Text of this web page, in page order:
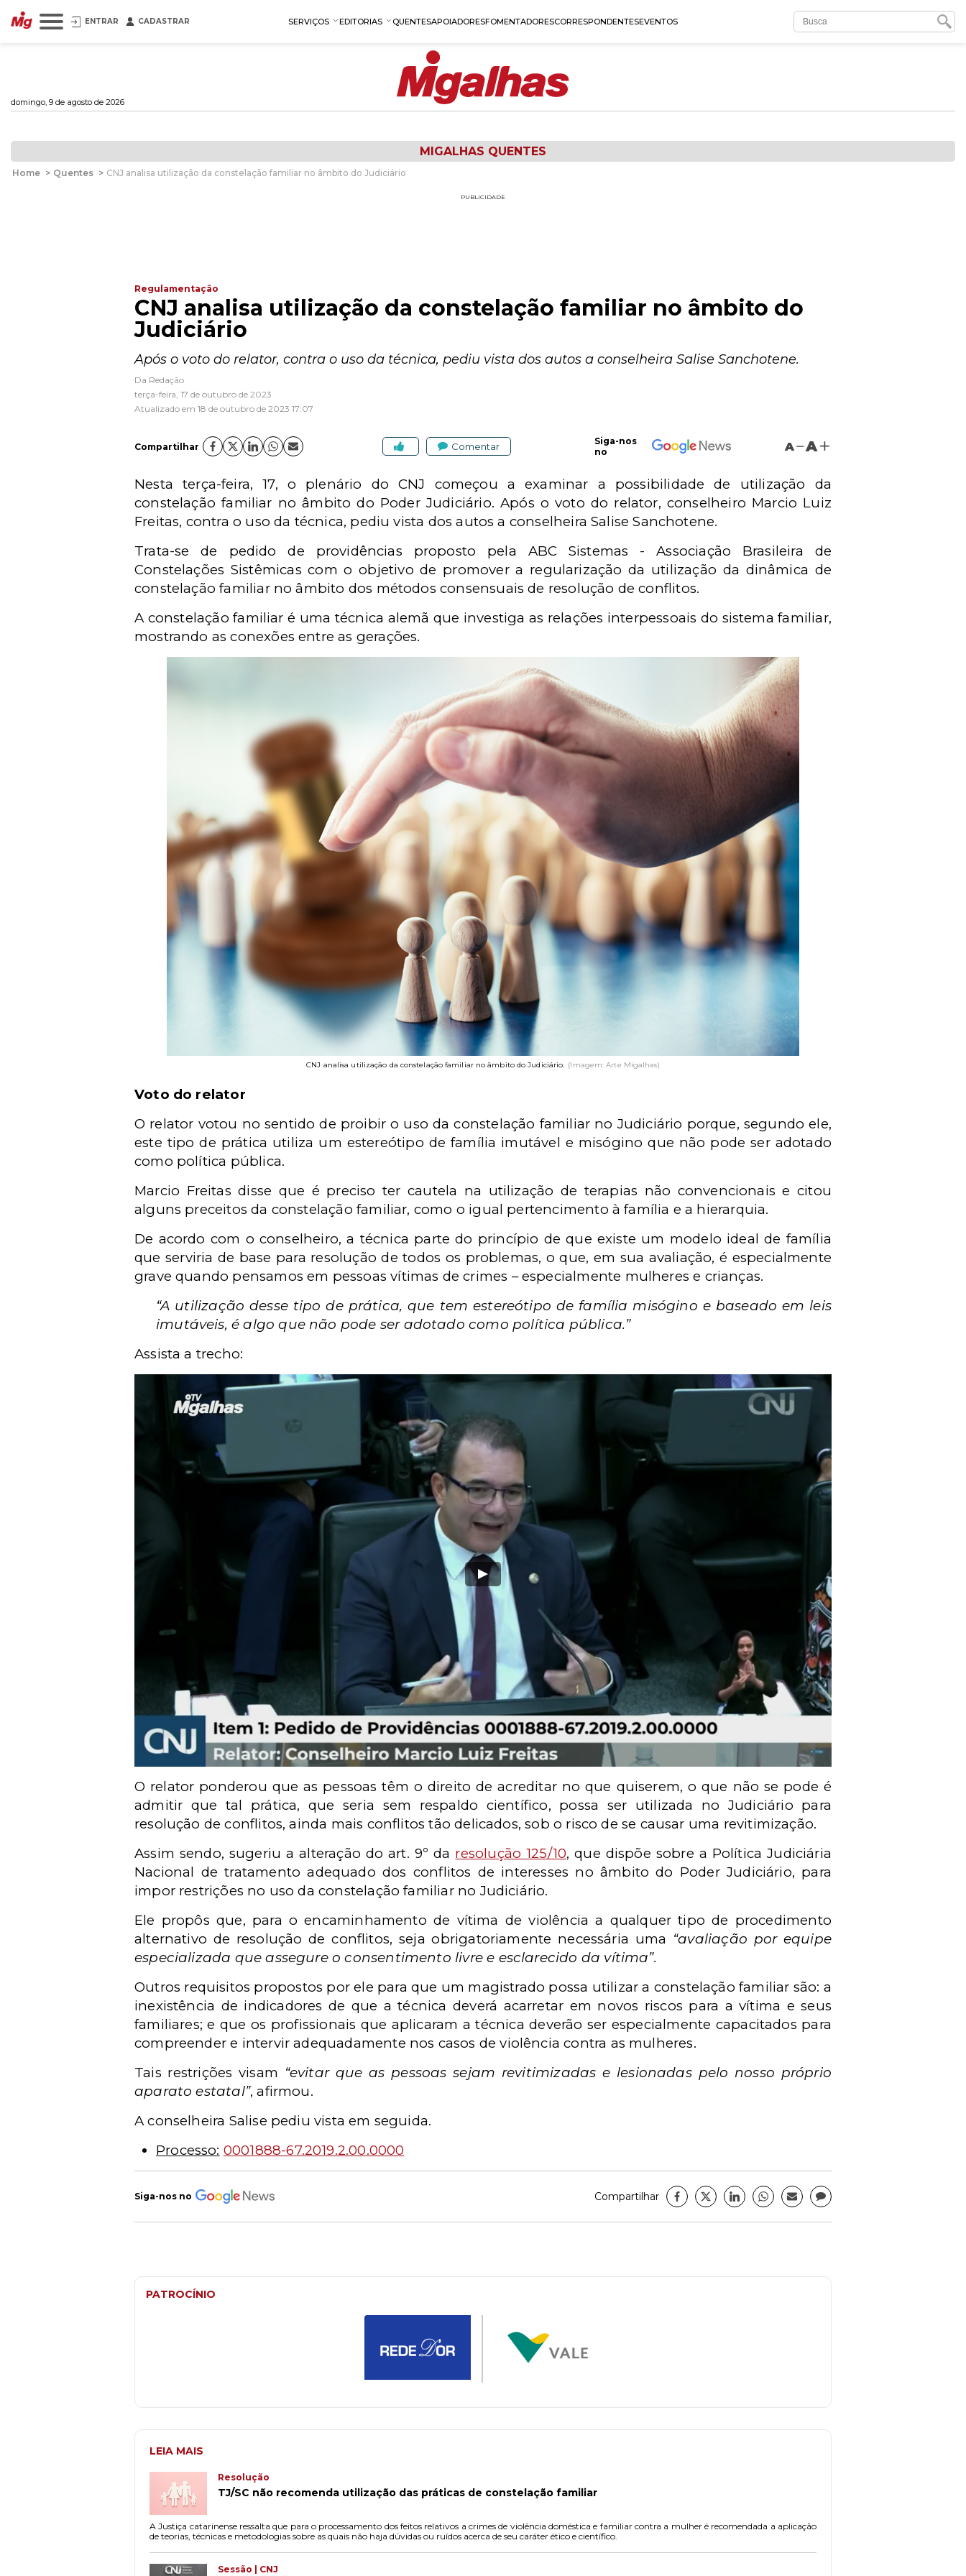
ENTRAR CADASTRAR SERVIÇOS EDITORIAS QUENTESAPOIADORESFOMENTADORESCORRESPONDENTESEVENTOS
domingo, 9 de agosto de 2026
MIGALHAS QUENTES
Home > Quentes > CNJ analisa utilização da constelação familiar no âmbito do Judiciário
PUBLICIDADE
Regulamentação
CNJ analisa utilização da constelação familiar no âmbito do
Judiciário
Após o voto do relator, contra o uso da técnica, pediu vista dos autos a conselheira Salise Sanchotene.
Da Redação
terça-feira, 17 de outubro de 2023
Atualizado em 18 de outubro de 2023 17:07
Compartilhar Comentar
Siga-nos
no
A A
Nesta terça-feira, 17, o plenário do CNJ começou a examinar a possibilidade de utilização da
constelação familiar no âmbito do Poder Judiciário. Após o voto do relator, conselheiro Marcio Luiz
Freitas, contra o uso da técnica, pediu vista dos autos a conselheira Salise Sanchotene.
Trata-se de pedido de providências proposto pela ABC Sistemas - Associação Brasileira de
Constelações Sistêmicas com o objetivo de promover a regularização da utilização da dinâmica de
constelação familiar no âmbito dos métodos consensuais de resolução de conflitos.
A constelação familiar é uma técnica alemã que investiga as relações interpessoais do sistema familiar,
mostrando as conexões entre as gerações.
CNJ analisa utilização da constelação familiar no âmbito do Judiciário. (Imagem: Arte Migalhas)
Voto do relator
O relator votou no sentido de proibir o uso da constelação familiar no Judiciário porque, segundo ele,
este tipo de prática utiliza um estereótipo de família imutável e misógino que não pode ser adotado
como política pública.
Marcio Freitas disse que é preciso ter cautela na utilização de terapias não convencionais e citou
alguns preceitos da constelação familiar, como o igual pertencimento à família e a hierarquia.
De acordo com o conselheiro, a técnica parte do princípio de que existe um modelo ideal de família
que serviria de base para resolução de todos os problemas, o que, em sua avaliação, é especialmente
grave quando pensamos em pessoas vítimas de crimes – especialmente mulheres e crianças.
“A utilização desse tipo de prática, que tem estereótipo de família misógino e baseado em leis
imutáveis, é algo que não pode ser adotado como política pública.”
Assista a trecho:
O relator ponderou que as pessoas têm o direito de acreditar no que quiserem, o que não se pode é
admitir que tal prática, que seria sem respaldo científico, possa ser utilizada no Judiciário para
resolução de conflitos, ainda mais conflitos tão delicados, sob o risco de se causar uma revitimização.
Assim sendo, sugeriu a alteração do art. 9º da resolução 125/10, que dispõe sobre a Política Judiciária
Nacional de tratamento adequado dos conflitos de interesses no âmbito do Poder Judiciário, para
impor restrições no uso da constelação familiar no Judiciário.
Ele propôs que, para o encaminhamento de vítima de violência a qualquer tipo de procedimento
alternativo de resolução de conflitos, seja obrigatoriamente necessária uma “avaliação por equipe
especializada que assegure o consentimento livre e esclarecido da vítima”.
Outros requisitos propostos por ele para que um magistrado possa utilizar a constelação familiar são: a
inexistência de indicadores de que a técnica deverá acarretar em novos riscos para a vítima e seus
familiares; e que os profissionais que aplicaram a técnica deverão ser especialmente capacitados para
compreender e intervir adequadamente nos casos de violência contra as mulheres.
Tais restrições visam “evitar que as pessoas sejam revitimizadas e lesionadas pelo nosso próprio
aparato estatal”, afirmou.
A conselheira Salise pediu vista em seguida.
Processo: 0001888-67.2019.2.00.0000
Siga-nos no Compartilhar
PATROCÍNIO
LEIA MAIS
Resolução
TJ/SC não recomenda utilização das práticas de constelação familiar
A Justiça catarinense ressalta que para o processamento dos feitos relativos a crimes de violência doméstica e familiar contra a mulher é recomendada a aplicação
de teorias, técnicas e metodologias sobre as quais não haja dúvidas ou ruídos acerca de seu caráter ético e científico.
Sessão | CNJ